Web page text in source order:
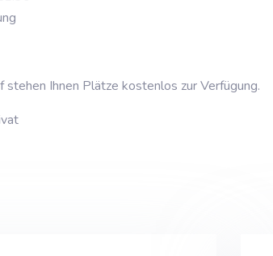
stehen Ihnen Plätze kostenlos zur Verfügung.